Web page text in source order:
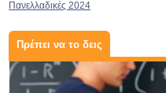
Πανελλαδικές 2024
Πρέπει να το δεις